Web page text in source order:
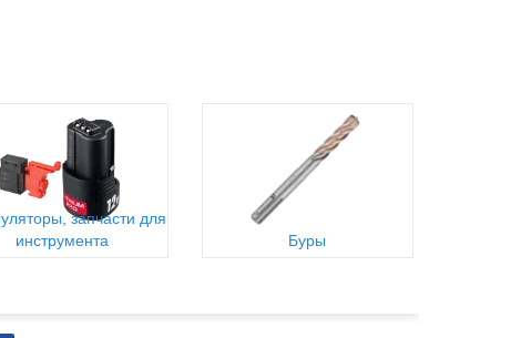
запчасти для
инструмента
Буры